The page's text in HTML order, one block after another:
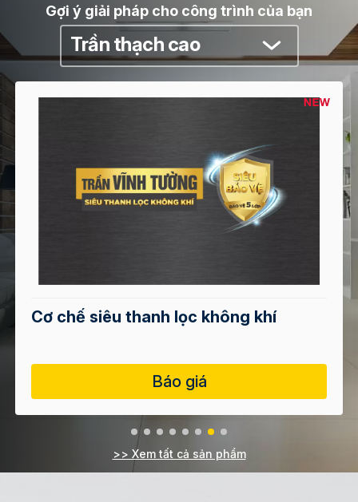
Gợi ý giải pháp cho công trình của bạn
Trần thạch cao
Cơ chế siêu thanh lọc không khí
Báo giá
>> Xem tất cả sản phẩm